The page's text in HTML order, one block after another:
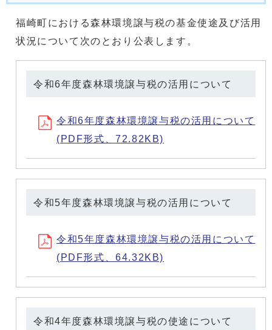
福崎町における森林環境譲与税の基金使途及び活用
状況について次のとおり公表します。
令和6年度森林環境譲与税の活用について
令和6年度森林環境譲与税の活用について
(PDF形式、72.82KB)
令和5年度森林環境譲与税の活用について
令和5年度森林環境譲与税の活用について
(PDF形式、64.32KB)
令和4年度森林環境譲与税の使途について